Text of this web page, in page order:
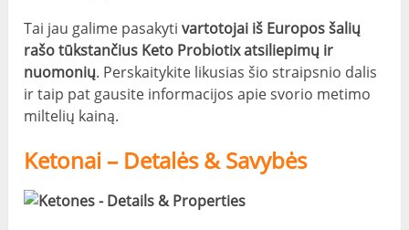
Tai jau galime pasakytivartotojai iš Europos šalių
rašo tūkstančius Keto Probiotix atsiliepimų ir
nuomonių. Perskaitykite likusias šio straipsnio dalis
ir taip pat gausite informacijos apie svorio metimo
miltelių kainą.
Ketonai – Detalės & Savybės